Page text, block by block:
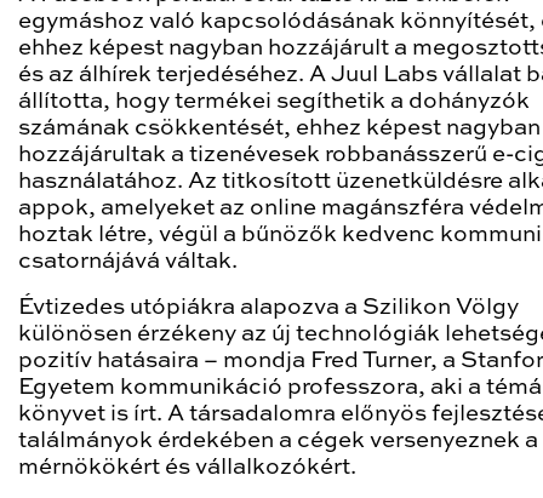
egymáshoz való kapcsolódásának könnyítését,
ehhez képest nagyban hozzájárult a
és az álhírek terjedéséhez. A Juul Labs vállalat
állította, hogy termékei segíthetik a dohányzók
számának csökkentését, ehhez képest nagyban
hozzájárultak a tizenévesek robbanásszerű e-
használatához. Az titkosított üzenetküldésre
appok, amelyeket az online magánszféra
hoztak létre, végül a bűnözők kedvenc
csatornájává váltak.
Évtizedes utópiákra alapozva a Szilikon Völgy
különösen érzékeny az új technológiák
pozitív hatásaira – mondja Fred Turner, a
Egyetem kommunikáció professzora, aki a
könyvet is írt. A társadalomra előnyös
találmányok érdekében a cégek versenyeznek a
mérnökökért és vállalkozókért.